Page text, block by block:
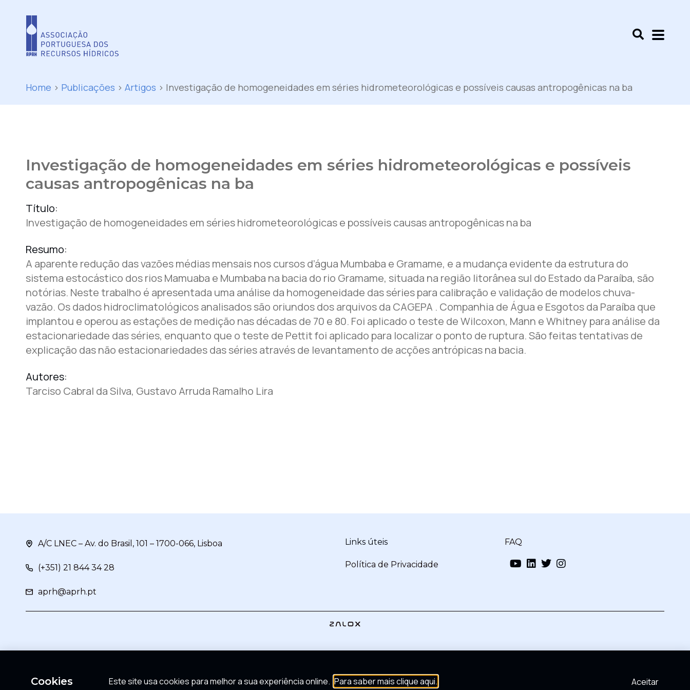
Home > Publicações > Artigos > Investigação de homogeneidades em séries hidrometeorológicas e possíveis causas antropogênicas na ba
Investigação de homogeneidades em séries hidrometeorológicas e possíveis
causas antropogênicas na ba
Título:
Investigação de homogeneidades em séries hidrometeorológicas e possíveis causas antropogênicas na ba
Resumo:
A aparente redução das vazões médias mensais nos cursos d’água Mumbaba e Gramame, e a mudança evidente da estrutura do
sistema estocástico dos rios Mamuaba e Mumbaba na bacia do rio Gramame, situada na região litorânea sul do Estado da Paraíba, são
notórias. Neste trabalho é apresentada uma análise da homogeneidade das séries para calibração e validação de modelos chuva-
vazão. Os dados hidroclimatológicos analisados são oriundos dos arquivos da CAGEPA . Companhia de Água e Esgotos da Paraíba que
implantou e operou as estações de medição nas décadas de 70 e 80. Foi aplicado o teste de Wilcoxon, Mann e Whitney para análise da
estacionariedade das séries, enquanto que o teste de Pettit foi aplicado para localizar o ponto de ruptura. São feitas tentativas de
explicação das não estacionariedades das séries através de levantamento de acções antrópicas na bacia.
Autores:
Tarciso Cabral da Silva, Gustavo Arruda Ramalho Lira
A/C LNEC – Av. do Brasil, 101 – 1700-066, Lisboa
(+351) 21 844 34 28
aprh@aprh.pt
Links úteis
Política de Privacidade
FAQ
Cookies Este site usa cookies para melhor a sua experiência online. Para saber mais clique aqui. Aceitar